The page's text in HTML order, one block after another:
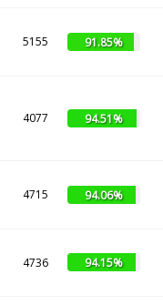
5155 91.85%
4077 94.51%
4715 94.06%
4736 94.15%